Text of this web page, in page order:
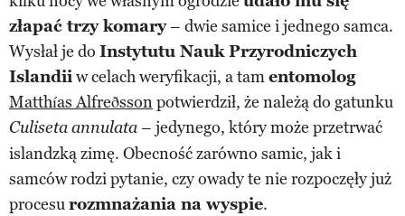
złapać trzy komary– dwie samice i jednego samca.
Wysłał je do Instytutu Nauk Przyrodniczych
Islandiiw celach weryfikacji, a tamentomolog
Matthías Alfreðssonpotwierdził, że należą do gatunku
Culiseta annulata– jedynego, który może przetrwać
islandzką zimę. Obecność zarówno samic, jak i
samców rodzi pytanie, czy owady te nie rozpoczęły już
procesurozmnażania na wyspie.